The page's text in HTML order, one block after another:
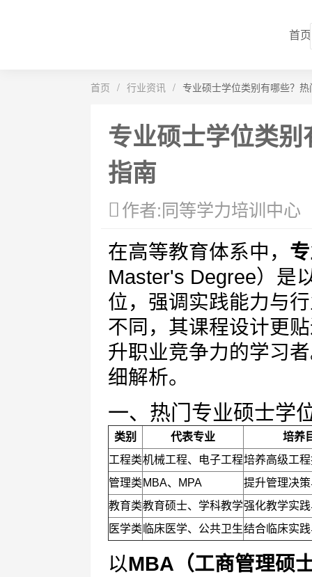
首页
首页 / 行业资讯 / 专业硕士学位类别有哪些？
专业硕士学位类
指南
作者:同等学力培训中心
在高等教育体系中，
Master's Degree）是
位，强调实践能力与
不同，其课程设计更
升职业竞争力的学习
细解析。
一、热门专业硕士学
类别 代表专业
培养
工程类机械工程、电子工程培养高级工
管理类 MBA、MPA
提升管理决
教育类教育硕士、学科教学强化教学实
医学类 临床医学、公共卫生结合临床实
以MBA（工商管理硕